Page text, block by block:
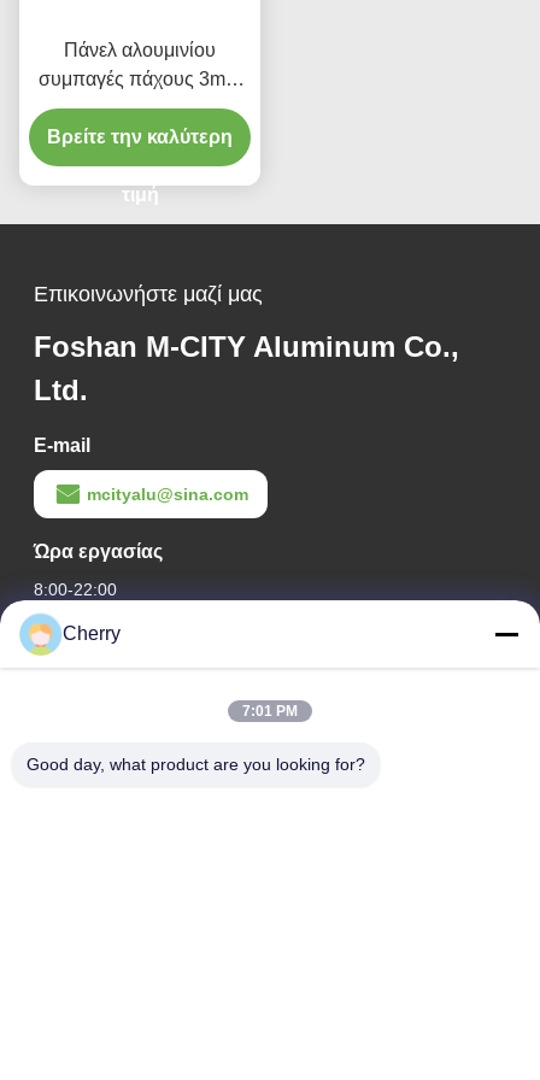
Πάνελ αλουμινίου
συμπαγές πάχους 3mm
με βαφή PVDF για
προσαρμόσιμη επένδυση
προσόψεων
Βρείτε την καλύτερη
τιμή
Επικοινωνήστε μαζί μας
Foshan M-CITY Aluminum Co.,
Ltd.
E-mail
mcityalu@sina.com
Ώρα εργασίας
8:00-22:00
Η διεύθυνσή μας
Βιομηχανικό πάρκο Hegui, Lishui, Nanhai Foshan Guangdong
Cherry
7:01 PM
Good day, what product are you looking for?